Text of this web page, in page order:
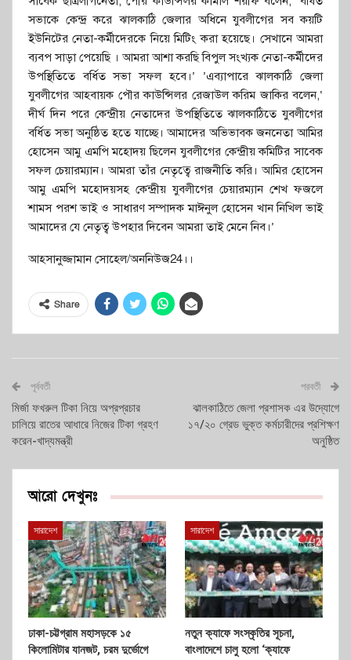
সভাকে কেন্দ্র করে ঝালকাঠি জেলার অধিনে যুবলীগের সব কয়টি
ইউনিটের নেতা-কর্মীদেরকে নিয়ে মিটিং করা হয়েছে। সেখানে আমরা
ব্যবপ সাড়া পেয়েছি । আমরা আশা করছি বিপুল সংখ্যক নেতা-কর্মীদের
উপস্থিতিতে বর্ধিত সভা সফল হবে।’ ’এব্যাপারে ঝালকাঠি জেলা
যুবলীগের আহবায়ক পৌর কাউন্সিলর রেজাউল করিম জাকির বলেন,‘
দীর্ঘ দিন পরে কেন্দ্রীয় নেতাদের উপস্থিতিতে ঝালকাঠিতে যুবলীগের
বর্ধিত সভা অনুষ্ঠিত হতে যাচ্ছে। আমাদের অভিভাবক জননেতা আমির
হোসেন আমু এমপি মহোদয় ছিলেন যুবলীগের কেন্দ্রীয় কমিটির সাবেক
সফল চেয়ারম্যান। আমরা তাঁর নেতৃত্বে রাজনীতি করি। আমির হোসেন
আমু এমপি মহোদয়সহ কেন্দ্রীয় যুবলীগের চেয়ারম্যান শেখ ফজলে
শামস পরশ ভাই ও সাধারণ সম্পাদক মাঈনুল হোসেন খান নিখিল ভাই
আমাদের যে নেতৃত্ব উপহার দিবেন আমরা তাই মেনে নিব।’
আহসানুজ্জামান সোহেল/অননিউজ24।।
Share
পূর্ববর্তী
মির্জা ফখরুল টিকা নিয়ে অপ্রপ্রচার
চালিয়ে রাতের আধারে নিজের টিকা গ্রহণ
করেন-খাদ্যমন্ত্রী
পরবর্তী
ঝালকাঠিতে জেলা প্রশাসক এর উদ্যোগে
১৭/২০ গ্রেড ভুক্ত কর্মচারীদের প্রশিক্ষণ
অনুষ্ঠিত
আরো দেখুনঃ
সারাদেশ
ঢাকা-চট্টগ্রাম মহাসড়কে ১৫
কিলোমিটার যানজট, চরম দুর্ভোগে
সারাদেশ
নতুন ক্যাফে সংস্কৃতির সূচনা,
বাংলাদেশে চালু হলো ‘ক্যাফে